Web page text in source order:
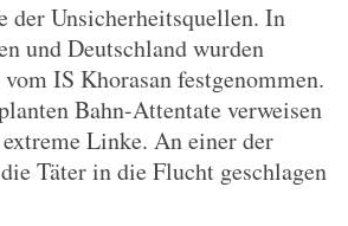
der Unsicherheitsquellen. In
und Deutschland wurden
IS Khorasan festgenommen.
Bahn-Attentate verweisen
Linke. An einer der
Täter in die Flucht geschlagen